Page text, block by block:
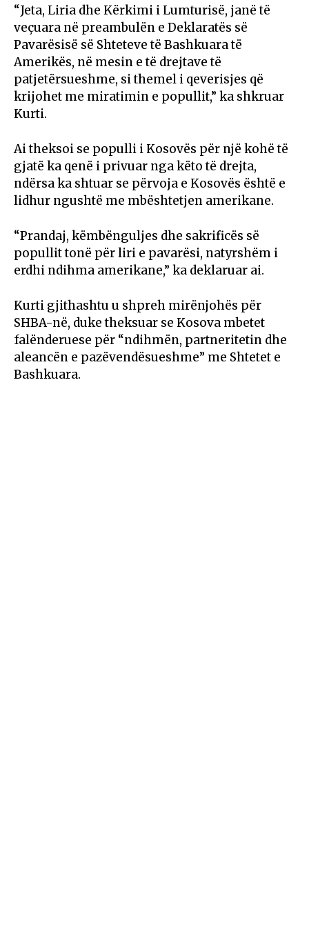
“Jeta, Liria dhe Kërkimi i Lumturisë, janë të
veçuara në preambulën e Deklaratës së
Pavarësisë së Shteteve të Bashkuara të
Amerikës, në mesin e të drejtave të
patjetërsueshme, si themel i qeverisjes që
krijohet me miratimin e popullit,” ka shkruar
Kurti.
Ai theksoi se populli i Kosovës për një kohë të
gjatë ka qenë i privuar nga këto të drejta,
ndërsa ka shtuar se përvoja e Kosovës është e
lidhur ngushtë me mbështetjen amerikane.
“Prandaj, këmbënguljes dhe sakrificës së
popullit tonë për liri e pavarësi, natyrshëm i
erdhi ndihma amerikane,” ka deklaruar ai.
Kurti gjithashtu u shpreh mirënjohës për
SHBA-në, duke theksuar se Kosova mbetet
falënderuese për “ndihmën, partneritetin dhe
aleancën e pazëvendësueshme” me Shtetet e
Bashkuara.